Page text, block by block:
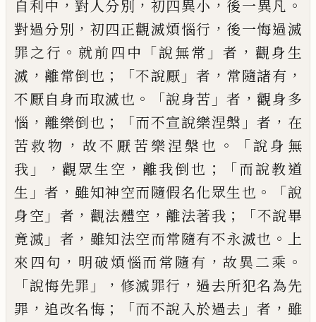
自利中 ，對人分別 ， 初四異小 ， 後一異凡 。
對過分別 ， 初四正觀滅煩惱行 ， 後一悔過滅
罪之行 。 就前四中 「說無常 」者 ， 觀身生
滅 ， 離常倒也 ；「不說厭 」者 ， 常隨諸有 ，
不厭自身而取滅也 。「說身苦 」者 ，觀身多
惱 ， 離樂倒也 ；「而不宣說樂涅槃 」者 ， 在
苦救物 ， 故不厭苦樂涅槃也 。「說身無
我 」，觀眾生空 ， 離我倒也 ；「而說教道
生 」者 ，雖知神空而隨假名化眾生也 。「說
身空 」 者 ， 觀法體空 ， 離法著我 ；「不說畢
竟滅 」 者 ， 雖知法空而常隨有不永滅也 。
上
來四句 ， 明破煩惱而常隨有 ，故異二乘 。
「說悔先罪 」， 修滅罪行 ， 過去所犯名為先
罪 ， 追改名悔 ；「而不說入於過去 」者 ， 雖